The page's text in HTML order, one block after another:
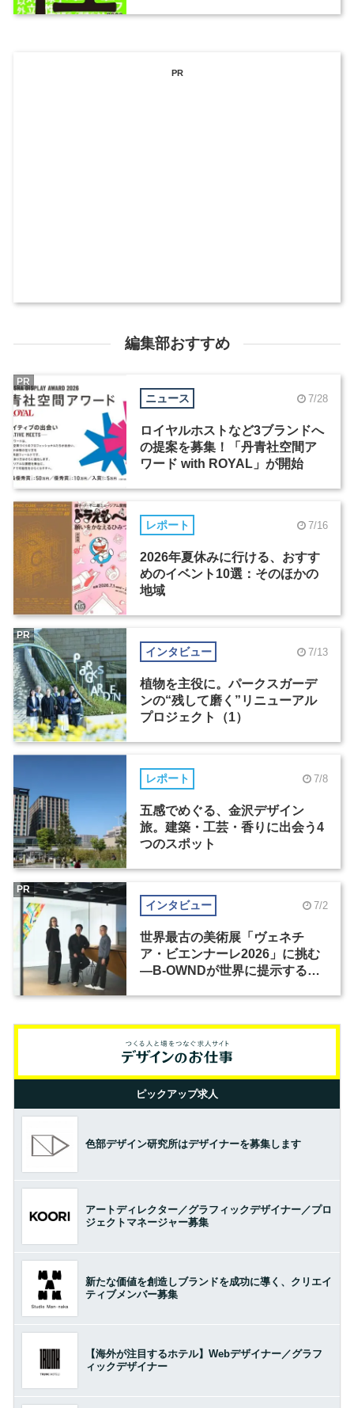
PR
編集部おすすめ
ニュース 7/28
ロイヤルホストなど3ブランドへ
の提案を募集！「丹青社空間ア
ワード with ROYAL」が開始
PR
レポート 7/16
2026年夏休みに行ける、おすす
めのイベント10選：そのほかの
地域
インタビュー 7/13
植物を主役に。パークスガーデ
ンの“残して磨く”リニューアル
プロジェクト（1）
PR
レポート 7/8
五感でめぐる、金沢デザイン
旅。建築・工芸・香りに出会う4
つのスポット
インタビュー 7/2
世界最古の美術展「ヴェネチ
ア・ビエンナーレ2026」に挑む
―B-OWNDが世界に提示する美
PR
ピックアップ求人
色部デザイン研究所はデザイナーを募集します
アートディレクター／グラフィックデザイナー／プロ
ジェクトマネージャー募集
新たな価値を創造しブランドを成功に導く、クリエイ
ティブメンバー募集
【海外が注目するホテル】Webデザイナー／グラフ
ィックデザイナー